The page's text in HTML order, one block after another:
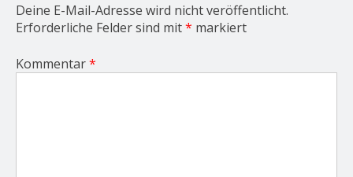
Deine E-Mail-Adresse wird nicht veröffentlicht.
Erforderliche Felder sind mit* markiert
Kommentar*